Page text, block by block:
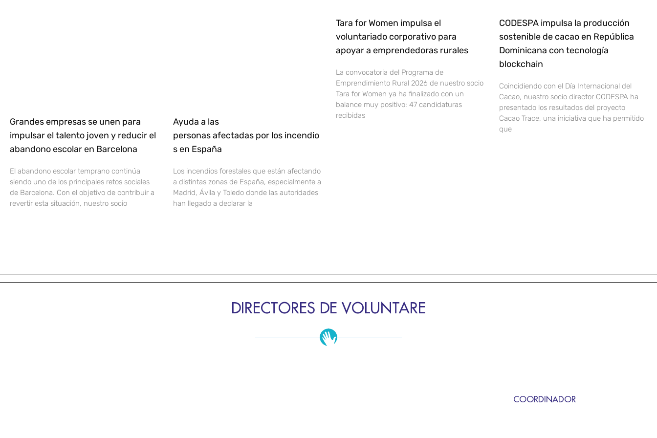
Grandes empresas se unen para
impulsar el talento joven y reducir el
abandono escolar en Barcelona
El abandono escolar temprano continúa
siendo uno de los principales retos sociales
de Barcelona. Con el objetivo de contribuir a
revertir esta situación, nuestro socio
Ayuda a las
personas afectadas por los incendio
s en España
Los incendios forestales que están afectando
a distintas zonas de España, especialmente a
Madrid, Ávila y Toledo donde las autoridades
han llegado a declarar la
Tara for Women impulsa el
voluntariado corporativo para
apoyar a emprendedoras rurales
La convocatoria del Programa de
Emprendimiento Rural 2026 de nuestro socio
Tara for Women ya ha finalizado con un
balance muy positivo: 47 candidaturas
recibidas
CODESPA impulsa la producción
sostenible de cacao en República
Dominicana con tecnología
blockchain
Coincidiendo con el Día Internacional del
Cacao, nuestro socio director CODESPA ha
presentado los resultados del proyecto
Cacao Trace, una iniciativa que ha permitido
que
DIRECTORES DE VOLUNTARE
COORDINADOR